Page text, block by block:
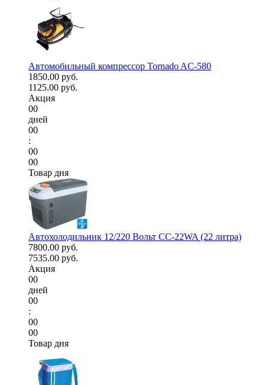
Автомобильный компрессор Tornado AC-580
1850.00 руб.
1125.00 руб.
Акция
00
дней
00
:
00
00
Товар дня
Автохолодильник 12/220 Вольт CC-22WA (22 литра)
7800.00 руб.
7535.00 руб.
Акция
00
дней
00
:
00
00
Товар дня